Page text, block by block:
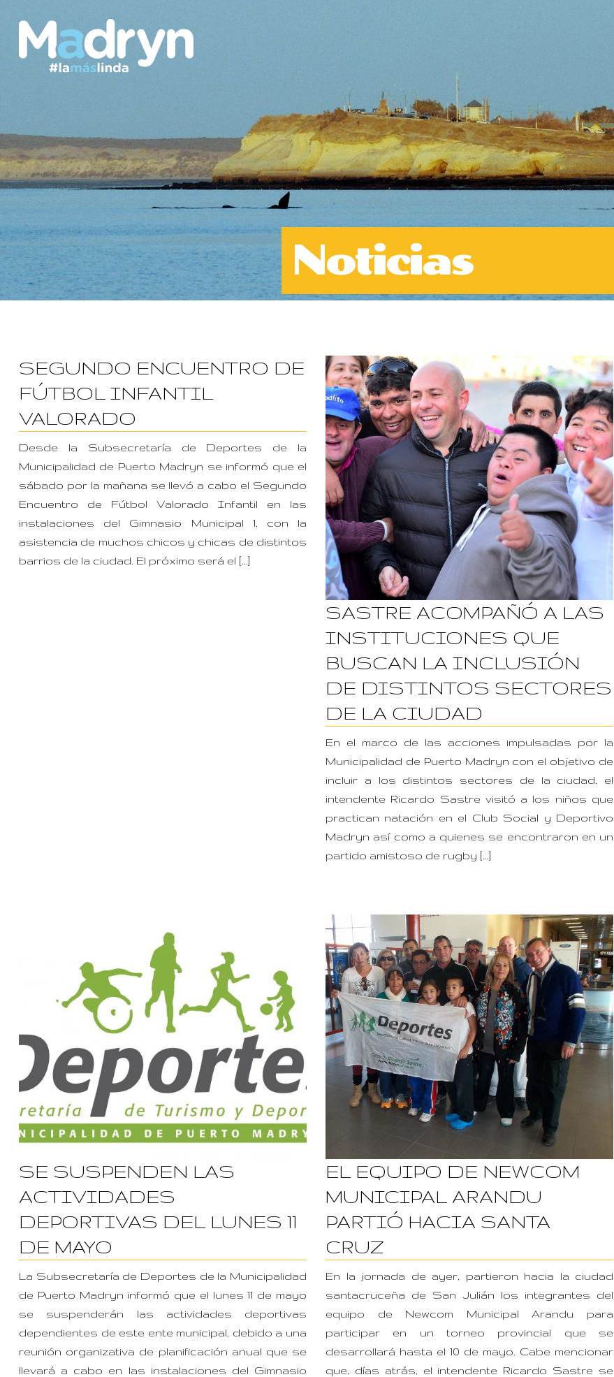
Noticias
SEGUNDO ENCUENTRO DE
FÚTBOL INFANTIL
VALORADO
Desde la Subsecretaría de Deportes de la
Municipalidad de Puerto Madryn se informó que el
sábado por la mañana se llevó a cabo el Segundo
Encuentro de Fútbol Valorado Infantil en las
instalaciones del Gimnasio Municipal 1, con la
asistencia de muchos chicos y chicas de distintos
barrios de la ciudad. El próximo será el […]
SASTRE ACOMPAÑÓ A LAS
INSTITUCIONES QUE
BUSCAN LA INCLUSIÓN
DE DISTINTOS SECTORES
DE LA CIUDAD
En el marco de las acciones impulsadas por la
Municipalidad de Puerto Madryn con el objetivo de
incluir a los distintos sectores de la ciudad, el
intendente Ricardo Sastre visitó a los niños que
practican natación en el Club Social y Deportivo
Madryn así como a quienes se encontraron en un
partido amistoso de rugby […]
SE SUSPENDEN LAS
ACTIVIDADES
DEPORTIVAS DEL LUNES 11
DE MAYO
La Subsecretaría de Deportes de la Municipalidad
de Puerto Madryn informó que el lunes 11 de mayo
se suspenderán las actividades deportivas
dependientes de este ente municipal, debido a una
reunión organizativa de planificación anual que se
llevará a cabo en las instalaciones del Gimnasio
EL EQUIPO DE NEWCOM
MUNICIPAL ARANDU
PARTIÓ HACIA SANTA
CRUZ
En la jornada de ayer, partieron hacia la ciudad
santacruceña de San Julián los integrantes del
equipo de Newcom Municipal Arandu para
participar en un torneo provincial que se
desarrollará hasta el 10 de mayo. Cabe mencionar
que, días atrás, el intendente Ricardo Sastre se